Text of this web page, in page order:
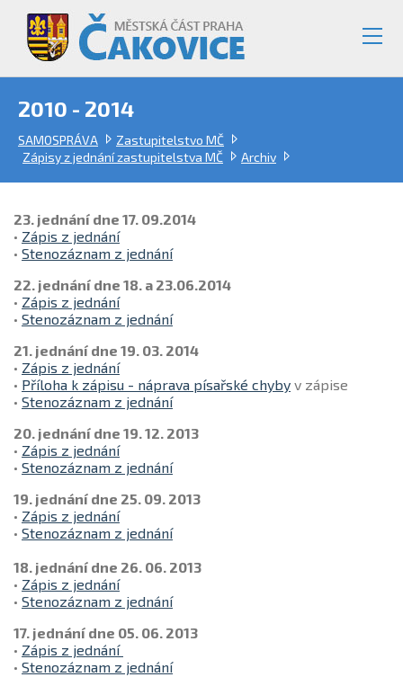
2010 - 2014
SAMOSPRÁVA
Zastupitelstvo MČ
Zápisy z jednání zastupitelstva MČ
Archiv
23. jednání dne 17. 09.2014
• Zápis z jednání
• Stenozáznam z jednání
22. jednání dne 18. a 23.06.2014
• Zápis z jednání
• Stenozáznam z jednání
21. jednání dne 19. 03. 2014
• Zápis z jednání
• Příloha k zápisu - náprava písařské chyby v zápise
• Stenozáznam z jednání
20. jednání dne 19. 12. 2013
• Zápis z jednání
• Stenozáznam z jednání
19. jednání dne 25. 09. 2013
• Zápis z jednání
• Stenozáznam z jednání
18. jednání dne 26. 06. 2013
• Zápis z jednání
• Stenozáznam z jednání
17. jednání dne 05. 06. 2013
• Zápis z jednání
• Stenozáznam z jednání